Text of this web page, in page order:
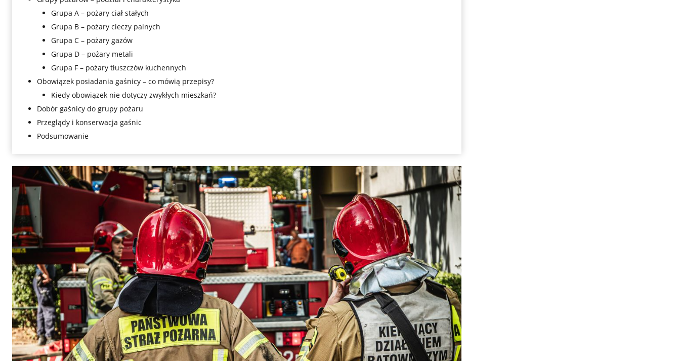
Grupa A – pożary ciał stałych
Grupa B – pożary cieczy palnych
Grupa C – pożary gazów
Grupa D – pożary metali
Grupa F – pożary tłuszczów kuchennych
Obowiązek posiadania gaśnicy – co mówią przepisy?
Kiedy obowiązek nie dotyczy zwykłych mieszkań?
Dobór gaśnicy do grupy pożaru
Przeglądy i konserwacja gaśnic
Podsumowanie